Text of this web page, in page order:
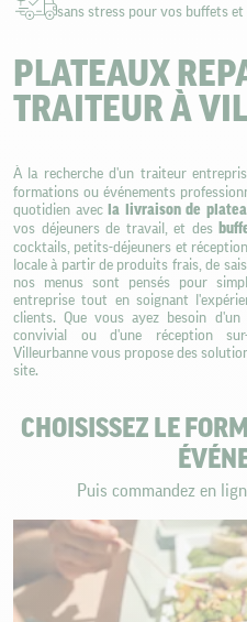
sans stress pour vos buffets et
PLATEAUX
TRAITEUR À
À la recherche d'un traiteur
formations ou événements
quotidien avec la livraison de
vos déjeuners de travail, et des
cocktails, petits-déjeuners et
locale à partir de produits frais, de
nos menus sont pensés pour
entreprise tout en soignant
clients. Que vous ayez besoin
convivial ou d'une réception
Villeurbanne vous propose des
site.
CHOISISSEZ LE
Puis commandez en